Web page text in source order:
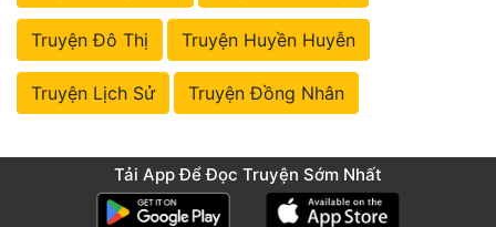
Truyện Đô Thị Truyện Huyền Huyễn
Truyện Lịch Sử Truyện Đồng Nhân
Tải App Để Đọc Truyện Sớm Nhất